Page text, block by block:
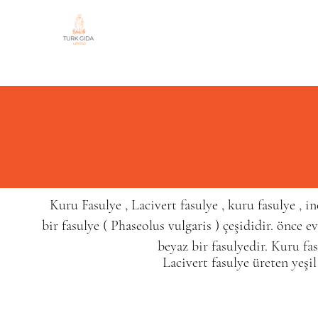
Kuru Fasulye , Lacivert fasulye , kuru fasulye ,
bir fasulye ( Phaseolus vulgaris ) çeşididir. önce
beyaz bir fasulyedir. Kuru
Lacivert fasulye üreten